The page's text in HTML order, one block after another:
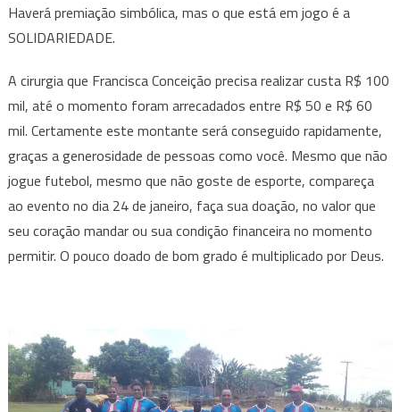
Haverá premiação simbólica, mas o que está em jogo é a
SOLIDARIEDADE.
A cirurgia que Francisca Conceição precisa realizar custa R$ 100
mil, até o momento foram arrecadados entre R$ 50 e R$ 60
mil. Certamente este montante será conseguido rapidamente,
graças a generosidade de pessoas como você. Mesmo que não
jogue futebol, mesmo que não goste de esporte, compareça
ao evento no dia 24 de janeiro, faça sua doação, no valor que
seu coração mandar ou sua condição financeira no momento
permitir. O pouco doado de bom grado é multiplicado por Deus.